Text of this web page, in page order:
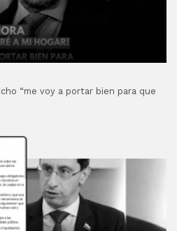
“me voy a portar bien para que